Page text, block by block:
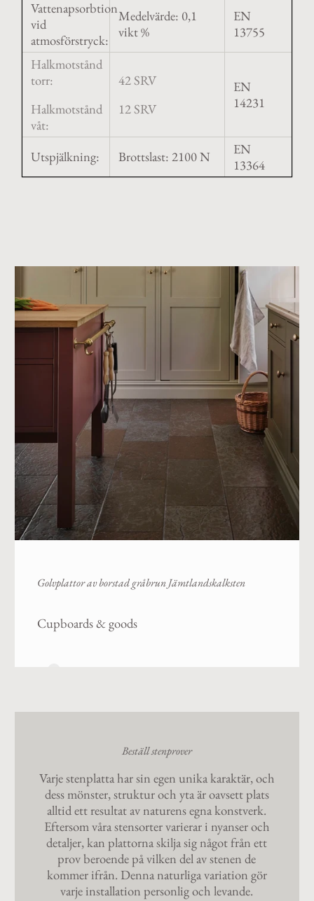
Vattenapsorbtion
vid
atmosförstryck:
Medelvärde: 0,1
vikt %
EN
13755
Halkmotstånd
torr:
Halkmotstånd
våt:
42 SRV
12 SRV
EN
14231
Utspjälkning: Brottslast: 2100 N
EN
13364
Golvplattor slipad gråbrun Jämtlandskalksten
Beställ stenprover
Varje stenplatta har sin egen unika karaktär, och
dess mönster, struktur och yta är oavsett plats
alltid ett resultat av naturens egna konstverk.
Eftersom våra stensorter varierar i nyanser och
detaljer, kan plattorna skilja sig något från ett
prov beroende på vilken del av stenen de
kommer ifrån. Denna naturliga variation gör
varje installation personlig och levande.